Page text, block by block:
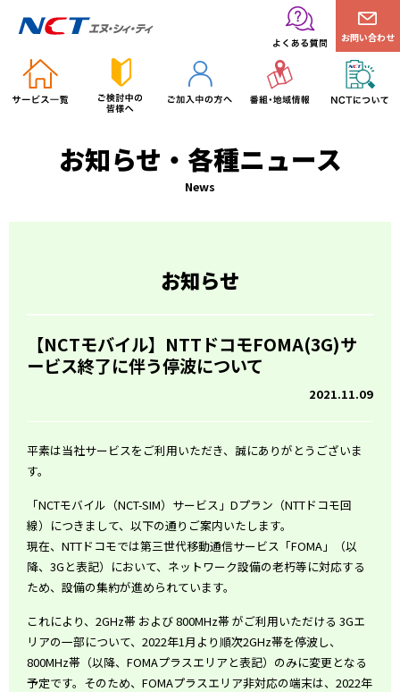
お問い合わせ
お知らせ・各種ニュース
News
お知らせ
【NCTモバイル】NTTドコモFOMA(3G)サ
ービス終了に伴う停波について
2021.11.09
平素は当社サービスをご利用いただき、誠にありがとうございま
す。
「NCTモバイル（NCT-SIM）サービス」Dプラン（NTTドコモ回
線）につきまして、以下の通りご案内いたします。
現在、NTTドコモでは第三世代移動通信サービス「FOMA」（以
降、3Gと表記）において、ネットワーク設備の老朽等に対応する
ため、設備の集約が進められています。
これにより、2GHz帯 および 800MHz帯 がご利用いただける 3Gエ
リアの一部について、2022年1月より順次2GHz帯を停波し、
800MHz帯（以降、FOMAプラスエリアと表記）のみに変更となる
予定です。そのため、FOMAプラスエリア非対応の端末は、2022年